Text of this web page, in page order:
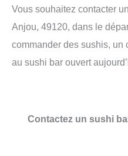
Vous souhaitez contacter
Anjou, 49120, dans le
commander des sushis, un
au sushi bar ouvert
Contactez un sushi